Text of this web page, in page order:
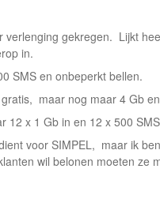
verlenging gekregen. Lijkt
in.
SMS en onbeperkt bellen.
maar nog maar 4 Gb
12 x 1 Gb in en 12 x 500
voor SIMPEL, maar ik
wil belonen moeten ze